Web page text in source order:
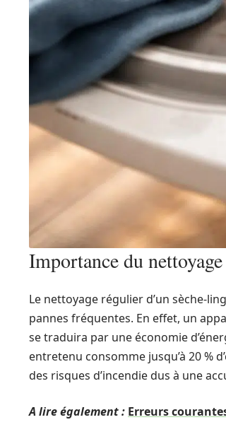
Importance du
Le nettoyage régulier d’un sèche-
pannes fréquentes. En effet, un
se traduira par une économie
entretenu consomme jusqu’à 20 %
des risques d’incendie dus à une
A lire également : Erreurs